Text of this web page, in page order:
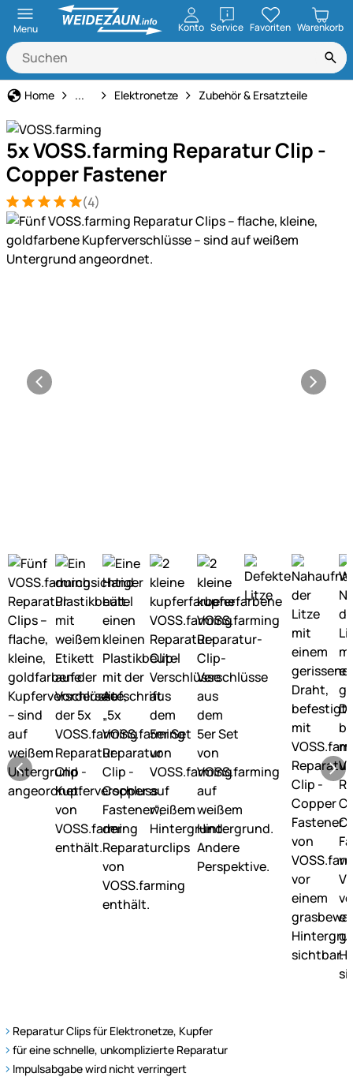
Menu Konto ServiceöffnenFavoriten Warenkorb
Home Weidezaun
... Elektronetze Zubehör & Ersatzteile
5x VOSS.farming Reparatur Clip -
Copper Fastener
Bewertung: 5 von 5 (4 Bewertungen)
4 Bewertungen
(4)
Produktgalerie
Reparatur Clips für Elektronetze, Kupfer
für eine schnelle, unkomplizierte Reparatur
Impulsabgabe wird nicht verringert